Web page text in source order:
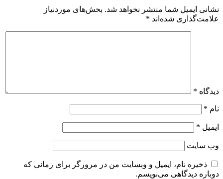
نشانی ایمیل شما منتشر نخواهد شد. بخش‌های موردنیاز
علامت‌گذاری شده‌اند *
دیدگاه *
نام *
ایمیل *
وب‌ سایت
ذخیره نام، ایمیل و وبسایت من در مرورگر برای زمانی که
دوباره دیدگاهی می‌نویسم.